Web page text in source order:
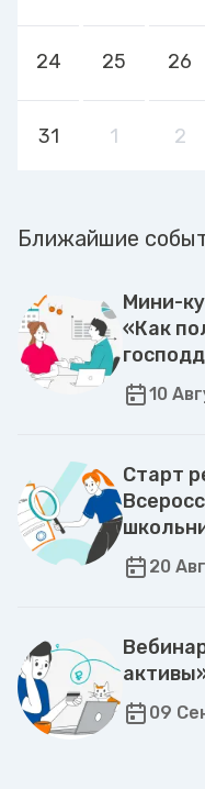
24 25 26
31 1 2
Ближайшие
Мини-
«Как
10
Старт
20
09